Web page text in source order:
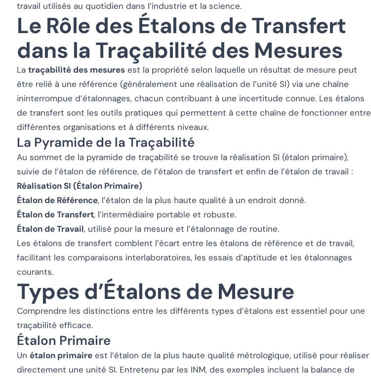
travail utilisés au quotidien dans l’industrie et la science.
Le Rôle des Étalons de Transfert
dans la Traçabilité des Mesures
La traçabilité des mesures est la propriété selon laquelle un résultat de mesure peut
être relié à une référence (généralement une réalisation de l’unité SI) via une chaîne
ininterrompue d’étalonnages, chacun contribuant à une incertitude connue. Les étalons
de transfert sont les outils pratiques qui permettent à cette chaîne de fonctionner entre
différentes organisations et à différents niveaux.
La Pyramide de la Traçabilité
Au sommet de la pyramide de traçabilité se trouve la réalisation SI (étalon primaire),
suivie de l’étalon de référence, de l’étalon de transfert et enfin de l’étalon de travail :
Réalisation SI (Étalon Primaire)
Étalon de Référence, l’étalon de la plus haute qualité à un endroit donné.
Étalon de Transfert, l’intermédiaire portable et robuste.
Étalon de Travail, utilisé pour la mesure et l’étalonnage de routine.
Les étalons de transfert comblent l’écart entre les étalons de référence et de travail,
facilitant les comparaisons interlaboratoires, les essais d’aptitude et les étalonnages
courants.
Types d’Étalons de Mesure
Comprendre les distinctions entre les différents types d’étalons est essentiel pour une
traçabilité efficace.
Étalon Primaire
Un étalon primaire est l’étalon de la plus haute qualité métrologique, utilisé pour réaliser
directement une unité SI. Entretenu par les INM, des exemples incluent la balance de